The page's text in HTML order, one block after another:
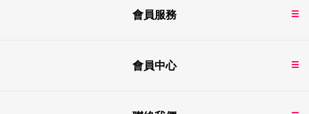
會員服務
會員中心